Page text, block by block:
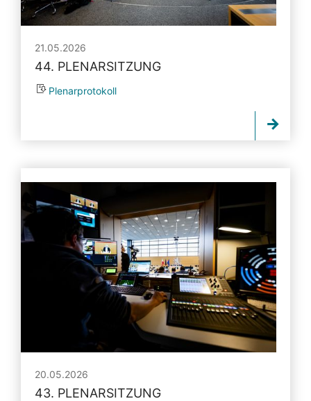
21.05.2026
44. PLENARSITZUNG
Plenarprotokoll
20.05.2026
43. PLENARSITZUNG